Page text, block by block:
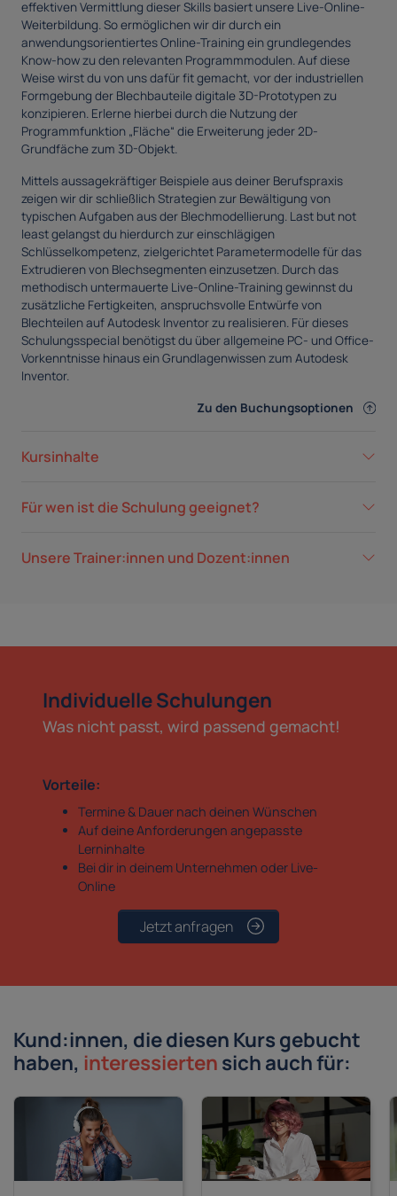
effektiven Vermittlung dieser Skills basiert unsere Live-Online-
Weiterbildung. So ermöglichen wir dir durch ein
anwendungsorientiertes Online-Training ein grundlegendes
Know-how zu den relevanten Programmmodulen. Auf diese
Weise wirst du von uns dafür fit gemacht, vor der industriellen
Formgebung der Blechbauteile digitale 3D-Prototypen zu
konzipieren. Erlerne hierbei durch die Nutzung der
Programmfunktion „Fläche“ die Erweiterung jeder 2D-
Grundfäche zum 3D-Objekt.
Mittels aussagekräftiger Beispiele aus deiner Berufspraxis
zeigen wir dir schließlich Strategien zur Bewältigung von
typischen Aufgaben aus der Blechmodellierung. Last but not
least gelangst du hierdurch zur einschlägigen
Schlüsselkompetenz, zielgerichtet Parametermodelle für das
Extrudieren von Blechsegmenten einzusetzen. Durch das
methodisch untermauerte Live-Online-Training gewinnst du
zusätzliche Fertigkeiten, anspruchsvolle Entwürfe von
Blechteilen auf Autodesk Inventor zu realisieren. Für dieses
Schulungsspecial benötigst du über allgemeine PC- und Office-
Vorkenntnisse hinaus ein Grundlagenwissen zum Autodesk
Inventor.
Zu den Buchungsoptionen
Kursinhalte
Für wen ist die Schulung geeignet?
Unsere Trainer:innen und Dozent:innen
Individuelle Schulungen
Was nicht passt, wird passend gemacht!
Vorteile:
Termine & Dauer nach deinen Wünschen
Auf deine Anforderungen angepasste
Lerninhalte
Bei dir in deinem Unternehmen oder Live-
Online
Jetzt anfragen
Kund:innen, die diesen Kurs gebucht
haben, interessiertensich auch für: